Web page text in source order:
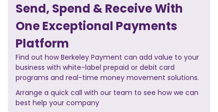
Send, Spend & Receive With
One Exceptional Payments
Platform
Find out how Berkeley Payment can add value to your
business with white-label prepaid or debit card
programs and real-time money movement solutions.
Arrange a quick call with our team to see how we can
best help your company